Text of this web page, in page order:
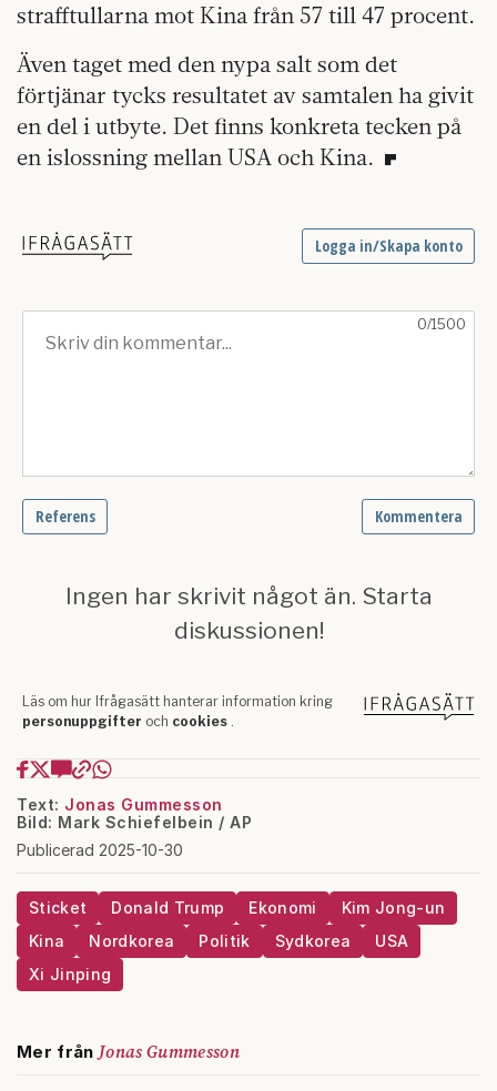
strafftullarna mot Kina från 57 till 47 procent.
Även taget med den nypa salt som det
förtjänar tycks resultatet av samtalen ha givit
en del i utbyte. Det finns konkreta tecken på
en islossning mellan USA och Kina.
Text: Jonas Gummesson
Bild: Mark Schiefelbein / AP
Publicerad 2025-10-30
Sticket Donald Trump Ekonomi
Kim Jong-un
Kina
Nordkorea Politik Sydkorea
USA
Xi Jinping
Mer från Jonas Gummesson